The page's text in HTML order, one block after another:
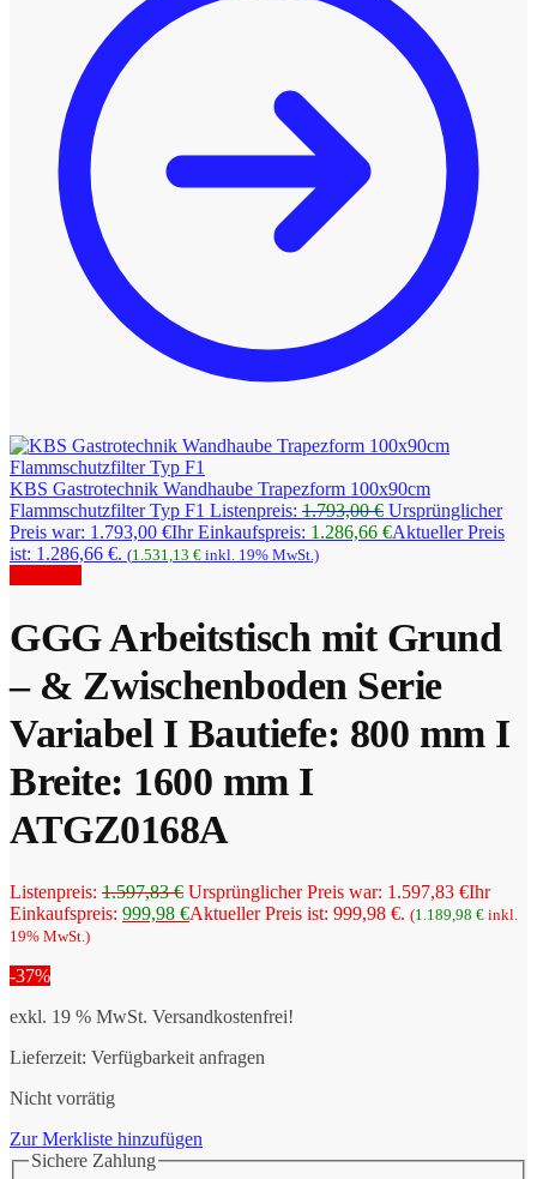
KBS Gastrotechnik Wandhaube Trapezform 100x90cm
Flammschutzfilter Typ F1 Listenpreis: 1.793,00€ Ursprünglicher
Preis war: 1.793,00 €Ihr Einkaufspreis: 1.286,66 €Aktueller Preis
ist: 1.286,66 €. (1.531,13 € inkl. 19% MwSt.)
GGG Arbeitstisch mit Grund
– & Zwischenboden Serie
Variabel I Bautiefe: 800 mm I
Breite: 1600 mm I
ATGZ0168A
Listenpreis: 1.597,83€ Ursprünglicher Preis war: 1.597,83 €Ihr
Einkaufspreis: 999,98 €Aktueller Preis ist: 999,98 €. (1.189,98 € inkl.
19% MwSt.)
-37%
exkl. 19 % MwSt. Versandkostenfrei!
Lieferzeit: Verfügbarkeit anfragen
Nicht vorrätig
Zur Merkliste hinzufügen
Sichere Zahlung